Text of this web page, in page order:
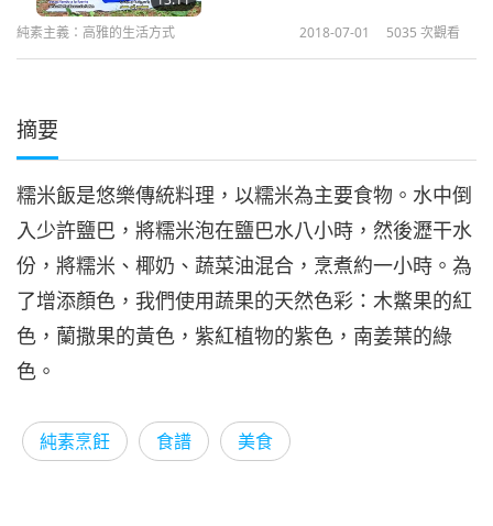
純素主義：高雅的生活方式 2018-07-01 5035 次觀看
摘要
糯米飯是悠樂傳統料理，以糯米為主要食物。水中倒
入少許鹽巴，將糯米泡在鹽巴水八小時，然後瀝干水
份，將糯米、椰奶、蔬菜油混合，烹煮約一小時。為
了增添顏色，我們使用蔬果的天然色彩：木鱉果的紅
色，蘭撒果的黃色，紫紅植物的紫色，南姜葉的綠
色。
純素烹飪 食譜 美食